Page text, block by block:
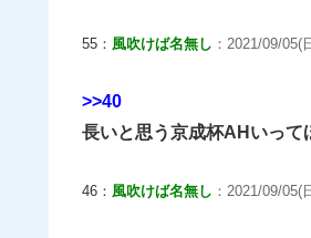
55： 風吹けば名無し ：2021/09/
>>40
長いと思う京成杯AHいって
46： 風吹けば名無し ：2021/09/